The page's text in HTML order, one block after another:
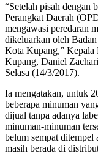
“Setelah pisah dengan
Perangkat Daerah
mengawasi peredaran
dikeluarkan oleh
Kota Kupang,” Kepala
Kupang, Daniel
Selasa (14/3/2017).
Ia mengatakan, untuk
beberapa minuman
dijual tanpa adanya
minuman-minuman
belum sempat ditempel
masih berada di